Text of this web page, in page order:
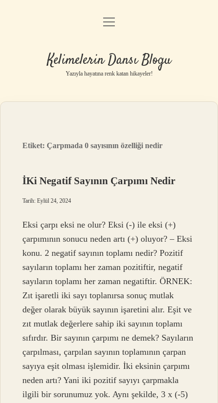
Anasayfa
Yasal Uyarı
menüyü
Kelimelerin Dansı Blogu
Yazıyla hayatına renk katan hikayeler!
Etiket:Çarpmada 0 sayısının özelliği nedir
İKi Negatif Sayının Çarpımı Nedir
Tarih: Eylül 24, 2024
Eksi çarpı eksi ne olur? Eksi (-) ile eksi (+)
çarpımının sonucu neden artı (+) oluyor? – Eksi
konu. 2 negatif sayının toplamı nedir? Pozitif
sayıların toplamı her zaman pozitiftir, negatif
sayıların toplamı her zaman negatiftir. ÖRNEK:
Zıt işaretli iki sayı toplanırsa sonuç mutlak
değer olarak büyük sayının işaretini alır. Eşit ve
zıt mutlak değerlere sahip iki sayının toplamı
sıfırdır. Bir sayının çarpımı ne demek? Sayıların
çarpılması, çarpılan sayının toplamının çarpan
sayıya eşit olması işlemidir. İki eksinin çarpımı
neden artı? Yani iki pozitif sayıyı çarpmakla
ilgili bir sorunumuz yok. Aynı şekilde, 3 x (-5)